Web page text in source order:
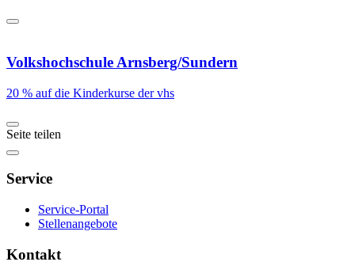
Volkshochschule Arnsberg/Sundern
20 % auf die Kinderkurse der vhs
Seite teilen
Service
Service-Portal
Stellenangebote
Kontakt